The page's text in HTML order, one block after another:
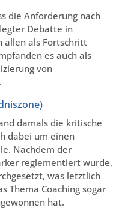
die Anforderung nach
Debatte in
allen als Fortschritt
es auch als
von
damals die kritische
dabei um einen
Nachdem der
reglementiert wurde,
was letztlich
Thema Coaching sogar
hat.